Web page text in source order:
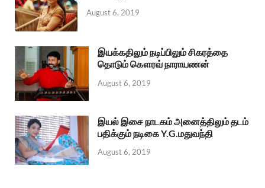
August 6, 2019
இயக்கதிலும் நடிப்பிலும் சிகரத்தை
தொடும் கௌரவ் நாராயணன்
August 6, 2019
இயல் இசை நாடகம் அனைத்திலும் தடம்
பதிக்கும் நடிகை Y.G.மதுவந்தி
August 6, 2019